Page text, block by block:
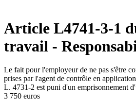
Article L4741-3-1
travail -
Le fait pour l'employeur de ne pas s'être
prises par l'agent de contrôle en
L. 4731-2 est puni d'un emprisonnement
3 750 euros